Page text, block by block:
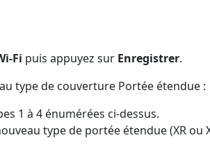
Fi puis appuyez sur Enregistrer.
type de couverture Portée étendue :
1 à 4 énumérées ci-dessus.
type de portée étendue (XR ou